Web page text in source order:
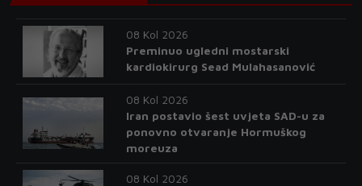
08 Kol 2026
Preminuo ugledni mostarski
kardiokirurg Sead Mulahasanović
08 Kol 2026
Iran postavio šest uvjeta SAD-u za
ponovno otvaranje Hormuškog
moreuza
08 Kol 2026